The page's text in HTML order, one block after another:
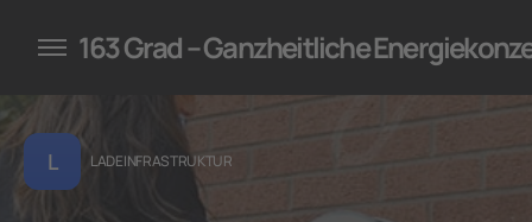
für Unternehmen
163 Grad – Ganzheitliche
L LADEINFRASTRUKTUR